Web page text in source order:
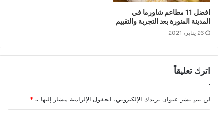
افضل 11 مطاعم شاورما في
المدينة المنورة بعد التجربة والتقييم
26 يناير، 2021
اترك تعليقاً
لن يتم نشر عنوان بريدك الإلكتروني. الحقول الإلزامية مشار إليها بـ*